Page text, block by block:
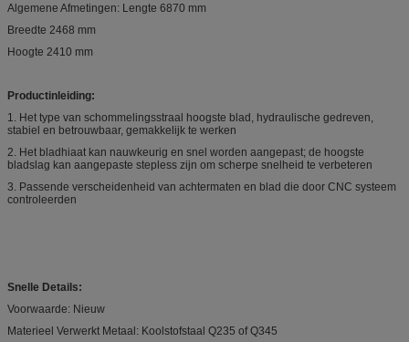
Algemene Afmetingen: Lengte 6870 mm
Breedte 2468 mm
Hoogte 2410 mm
Productinleiding:
1. Het type van schommelingsstraal hoogste blad, hydraulische gedreven,
stabiel en betrouwbaar, gemakkelijk te werken
2. Het bladhiaat kan nauwkeurig en snel worden aangepast; de hoogste
bladslag kan aangepaste stepless zijn om scherpe snelheid te verbeteren
3. Passende verscheidenheid van achtermaten en blad die door CNC systeem
controleerden
Snelle Details:
Voorwaarde: Nieuw
Materieel Verwerkt Metaal: Koolstofstaal Q235 of Q345